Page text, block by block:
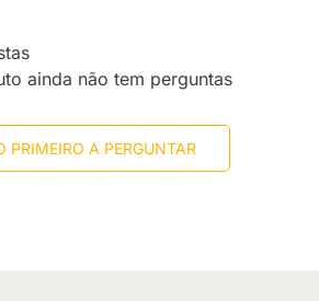
ainda não tem perguntas
PRIMEIRO A PERGUNTAR